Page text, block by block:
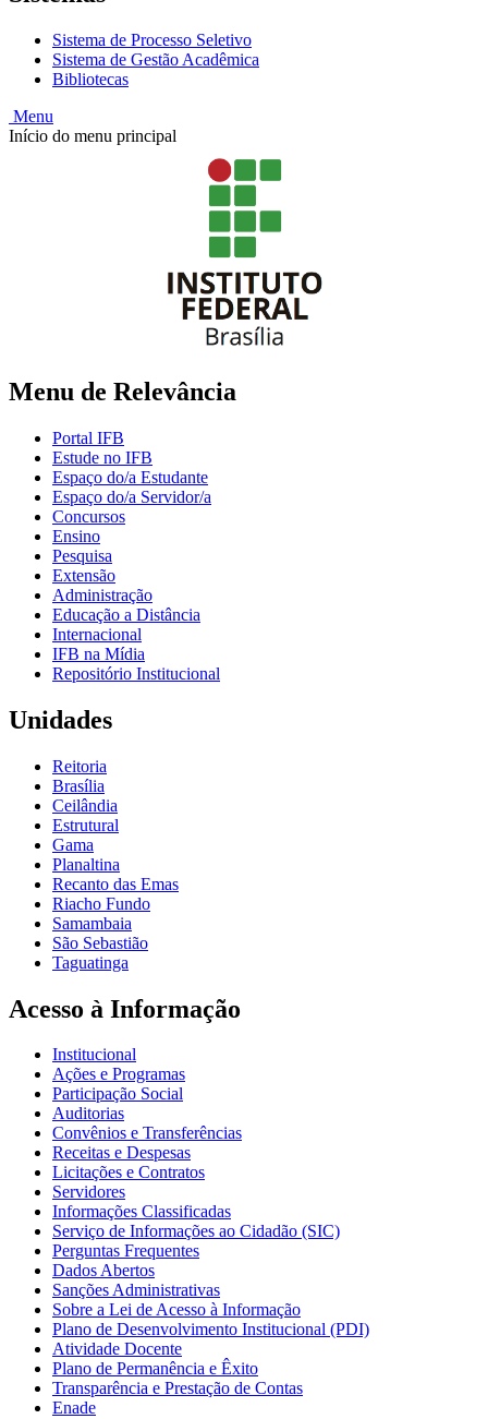
Sistema de Processo Seletivo
Sistema de Gestão Acadêmica
Bibliotecas
Menu
Início do menu principal
Menu de Relevância
Portal IFB
Estude no IFB
Espaço do/a Estudante
Espaço do/a Servidor/a
Concursos
Ensino
Pesquisa
Extensão
Administração
Educação a Distância
Internacional
IFB na Mídia
Repositório Institucional
Unidades
Reitoria
Brasília
Ceilândia
Estrutural
Gama
Planaltina
Recanto das Emas
Riacho Fundo
Samambaia
São Sebastião
Taguatinga
Acesso à Informação
Institucional
Ações e Programas
Participação Social
Auditorias
Convênios e Transferências
Receitas e Despesas
Licitações e Contratos
Servidores
Informações Classificadas
Serviço de Informações ao Cidadão (SIC)
Perguntas Frequentes
Dados Abertos
Sanções Administrativas
Sobre a Lei de Acesso à Informação
Plano de Desenvolvimento Institucional (PDI)
Atividade Docente
Plano de Permanência e Êxito
Transparência e Prestação de Contas
Enade